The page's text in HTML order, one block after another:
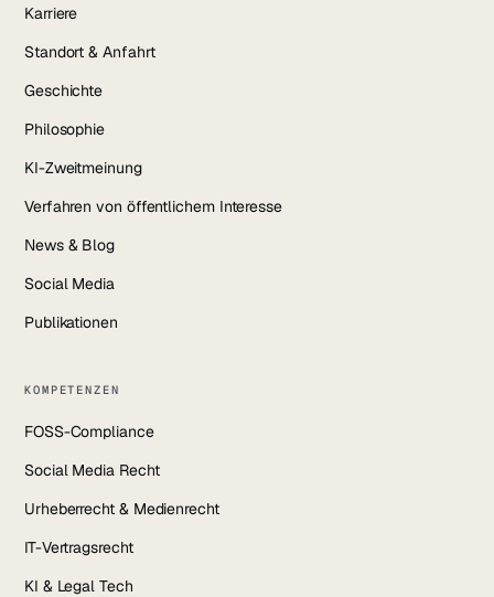
Karriere
Standort & Anfahrt
Geschichte
Philosophie
KI-Zweitmeinung
Verfahren von öffentlichem Interesse
News & Blog
Social Media
Publikationen
KOMPETENZEN
FOSS-Compliance
Social Media Recht
Urheberrecht & Medienrecht
IT-Vertragsrecht
KI & Legal Tech